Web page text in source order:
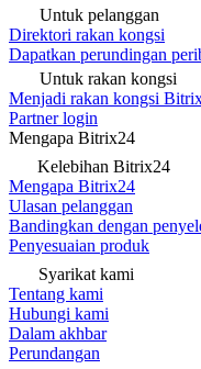
Untuk pelanggan
Direktori rakan kongsi
Dapatkan perundingan
Untuk rakan kongsi
Menjadi rakan kongsi
Partner login
Mengapa Bitrix24
Kelebihan Bitrix24
Mengapa Bitrix24
Ulasan pelanggan
Bandingkan dengan
Penyesuaian produk
Syarikat kami
Tentang kami
Hubungi kami
Dalam akhbar
Perundangan